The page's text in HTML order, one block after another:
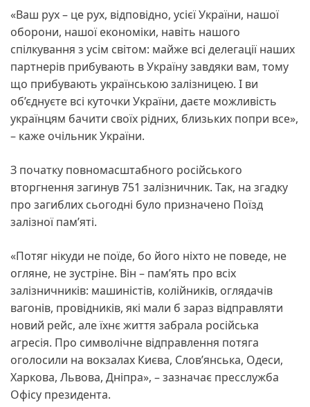
«Ваш рух – це рух, відповідно, усієї України, нашої
оборони, нашої економіки, навіть нашого
спілкування з усім світом: майже всі делегації наших
партнерів прибувають в Україну завдяки вам, тому
що прибувають українською залізницею. І ви
об’єднуєте всі куточки України, даєте можливість
українцям бачити своїх рідних, близьких попри все»,
– каже очільник України.
З початку повномасштабного російського
вторгнення загинув 751 залізничник. Так, на згадку
про загиблих сьогодні було призначено Поїзд
залізної памʼяті.
«Потяг нікуди не поїде, бо його ніхто не поведе, не
огляне, не зустріне. Він – пам’ять про всіх
залізничників: машиністів, колійників, оглядачів
вагонів, провідників, які мали б зараз відправляти
новий рейс, але їхнє життя забрала російська
агресія. Про символічне відправлення потяга
оголосили на вокзалах Києва, Слов’янська, Одеси,
Харкова, Львова, Дніпра», – зазначає пресслужба
Офісу президента.